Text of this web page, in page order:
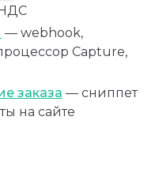
— webhook,
Capture,
заказа — сниппет
на сайте